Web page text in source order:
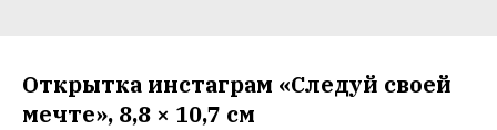
Открытка инстаграм «Следуй своей
мечте», 8,8 × 10,7 см